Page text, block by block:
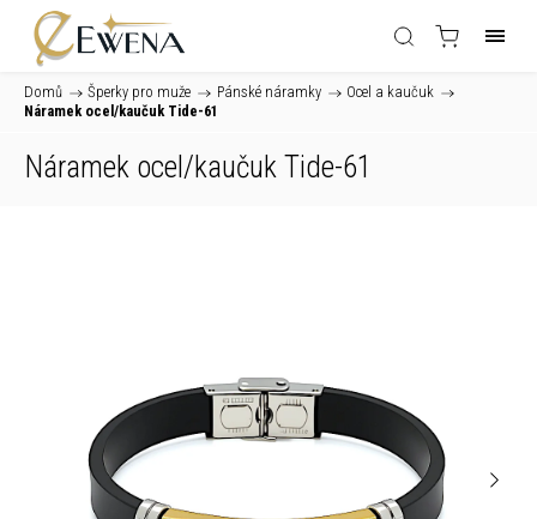
Domů / Šperky pro muže / Pánské náramky / Ocel a kaučuk /
Náramek ocel/kaučuk Tide-61
Náramek ocel/kaučuk Tide-61